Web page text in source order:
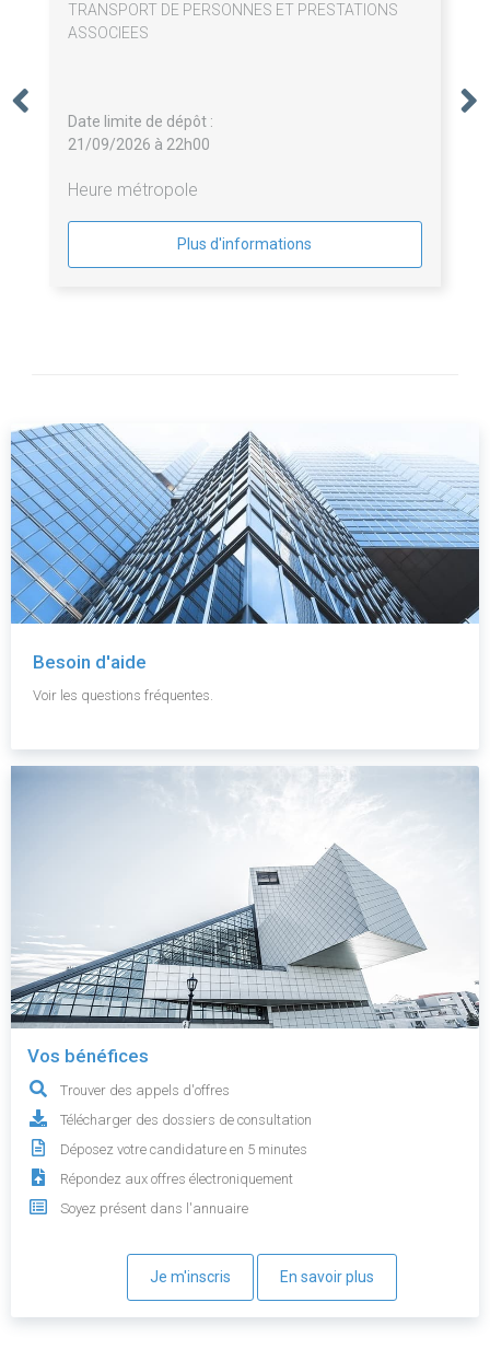
TRANSPORT DE PERSONNES ET PRESTATIONS
ASSOCIEES
Date limite de dépôt :
21/09/2026 à 22h00
Heure métropole
Plus d'informations
Besoin d'aide
Voir les questions fréquentes.
Vos bénéfices
Trouver des appels d'offres
Télécharger des dossiers de consultation
Déposez votre candidature en 5 minutes
Répondez aux offres électroniquement
Soyez présent dans l'annuaire
Je m'inscris En savoir plus